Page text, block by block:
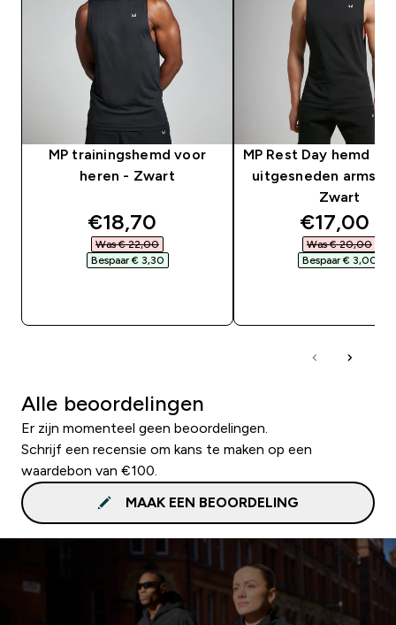
MP trainingshemd voor
heren - Zwart
discounted price
€18,70‎
Was € 22,00‎
Bespaar € 3,30‎
MP Rest Day hemd
uitgesneden
Zwart
€17,00‎
Was € 20,00‎
Bespaar € 3,00‎
Alle beoordelingen
Er zijn momenteel geen beoordelingen.
Schrijf een recensie om kans te maken op een
waardebon van €100.
MAAK EEN BEOORDELING